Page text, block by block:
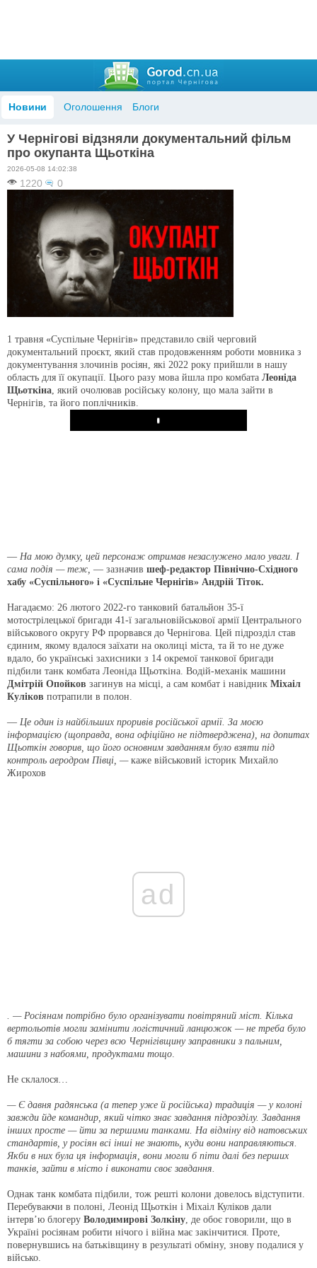
Новини Оголошення Блоги
У Чернігові відзняли документальний фільм
про окупанта Щьоткіна
2026-05-08 14:02:38
1220 0
1 травня «Суспільне Чернігів» представило свій черговий
документальний проєкт, який став продовженням роботи мовника з
документування злочинів росіян, які 2022 року прийшли в нашу
область для її окупації. Цього разу мова йшла про комбата Леоніда
Щьоткіна, який очолював російську колону, що мала зайти в
Чернігів, та його поплічників.
Play
— На мою думку, цей персонаж отримав незаслужено мало уваги. І
сама подія — теж, — зазначив шеф-редактор Північно-Східного
хабу «Суспільного» і «Суспільне Чернігів» Андрій Тіток.
Нагадаємо: 26 лютого 2022-го танковий батальйон 35-ї
мотострілецької бригади 41-ї загальновійськової армії Центрального
військового округу РФ прорвався до Чернігова. Цей підрозділ став
єдиним, якому вдалося заїхати на околиці міста, та й то не дуже
вдало, бо українські захисники з 14 окремої танкової бригади
підбили танк комбата Леоніда Щьоткіна. Водій-механік машини
Дмітрій Опойков загинув на місці, а сам комбат і навідник Міхаіл
Куліков потрапили в полон.
— Це один із найбільших проривів російської армії. За моєю
інформацією (щоправда, вона офіційно не підтверджена), на допитах
Щьоткін говорив, що його основним завданням було взяти під
контроль аеродром Півці, — каже військовий історик Михайло
Жирохов
ad
. — Росіянам потрібно було організувати повітряний міст. Кілька
вертольотів могли замінити логістичний ланцюжок — не треба було
б тягти за собою через всю Чернігівщину заправники з пальним,
машини з набоями, продуктами тощо
Не склалося…
— Є давня радянська (а тепер уже й російська) традиція — у колоні
завжди йде командир, який чітко знає завдання підрозділу. Завдання
інших просте — йти за першими танками. На відміну від натовських
стандартів, у росіян всі інші не знають, куди вони направляються.
Якби в них була ця інформація, вони могли б піти далі без перших
танків, зайти в місто і виконати своє завдання.
Однак танк комбата підбили, тож решті колони довелось відступити.
Перебуваючи в полоні, Леонід Щьоткін і Міхаіл Куліков дали
інтерв’ю блогеру Володимирові Золкіну , де обоє говорили, що в
Україні росіянам робити нічого і війна має закінчитися. Проте,
повернувшись на батьківщину в результаті обміну, знову подалися у
військо.